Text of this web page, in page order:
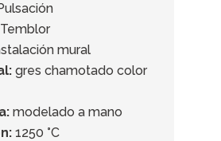
Temblor
mural
gres chamotado color
modelado a mano
1250 °C